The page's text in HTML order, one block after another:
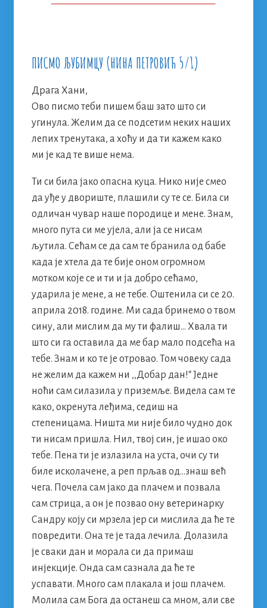
ПИСМО ЉУБИМЦУ (НИНА ПЕТРОВИЋ 5/1)
Драга Хани,
Ово писмо теби пишем баш зато што си
угинула. Желим да се подсетим неких наших
лепих тренутака, а хоћу и да ти кажем како
ми је кад те више нема.
Ти си била јако опасна куца. Нико није смео
да уђе у двориште, плашили су те се. Била си
одличан чувар наше породице и мене. Знам,
много пута си ме ујела, али ја се нисам
љутила. Сећам се да сам те бранила од бабе
када је хтела да те бије оном огромном
мотком које се и ти и ја добро сећамо,
ударила је мене, а не тебе. Оштенила си се 20.
априла 2018. године. Ми сада бринемо о твом
сину, али мислим да му ти фалиш… Хвала ти
што си га оставила да ме бар мало подсећа на
тебе. Знам и ко те је отровао. Том човеку сада
не желим да кажем ни ,,Добар дан!“ Једне
ноћи сам силазила у приземље. Видела сам те
како, окренута леђима, седиш на
степеницама. Ништа ми није било чудно док
ти нисам пришла. Нил, твој син, је ишао око
тебе. Пена ти је излазила на уста, очи су ти
биле исколачене, а реп прљав од…знаш већ
чега. Почела сам јако да плачем и позвала
сам стрица, а он је позвао ону ветеринарку
Сандру коју си мрзела јер си мислила да ће те
повредити. Она те је тада лечила. Долазила
је сваки дан и морала си да примаш
инјекције. Онда сам сазнала да ће те
успавати. Много сам плакала и још плачем.
Молила сам Бога да останеш са мном, али све